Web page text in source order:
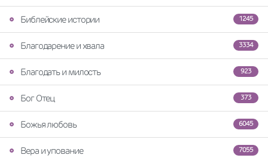
1245
Библейские истории
3334
Благодарение и хвала
923
Благодать и милость
373
Бог Отец
6045
Божья любовь
7055
Вера и упование